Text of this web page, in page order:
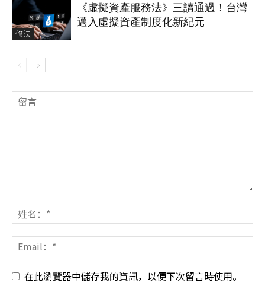
修法
《虛擬資產服務法》三讀通過！台灣
邁入虛擬資產制度化新紀元
在此瀏覽器中儲存我的資訊，以便下次留言時使用。